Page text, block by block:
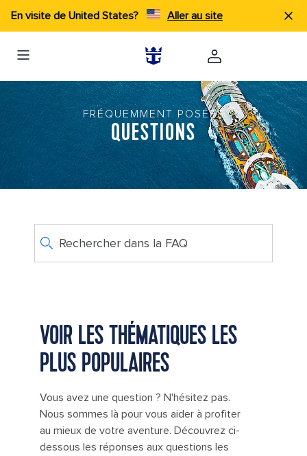
En visite de United States? Aller au site
FRÉQUEMMENT POSÉES
QUESTIONS
Rechercher dans la FAQ
VOIR LES THÉMATIQUES LES
PLUS POPULAIRES
Vous avez une question ? N'hésitez pas.
Nous sommes là pour vous aider à profiter
au mieux de votre aventure. Découvrez ci-
dessous les réponses aux questions les